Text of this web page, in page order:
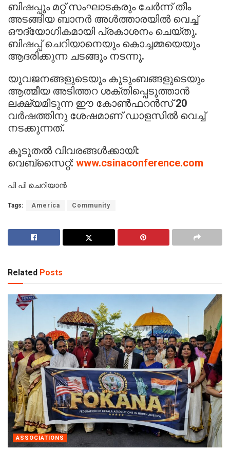
ബിഷപ്പും മറ്റ് സംഘാടകരും ചേർന്ന് തീം
അടങ്ങിയ ബാനർ അൾത്താരയിൽ വെച്ച്
ഔദ്യോഗികമായി പ്രകാശനം ചെയ്തു.
ബിഷപ്പ് ചെറിയാനെയും കൊച്ചമ്മയെയും
ആദരിക്കുന്ന ചടങ്ങും നടന്നു.
യുവജനങ്ങളുടെയും കുടുംബങ്ങളുടെയും
ആത്മീയ അടിത്തറ ശക്തിപ്പെടുത്താൻ
ലക്ഷ്യമിടുന്ന ഈ കോൺഫറൻസ് 20
വർഷത്തിനു ശേഷമാണ് ഡാളസിൽ വെച്ച്
നടക്കുന്നത്.
കൂടുതൽ വിവരങ്ങൾക്കായി:
വെബ്സൈറ്റ്: www.csinaconference.com
പി പി ചെറിയാൻ
Tags: America Community
Related Posts
ASSOCIATIONS